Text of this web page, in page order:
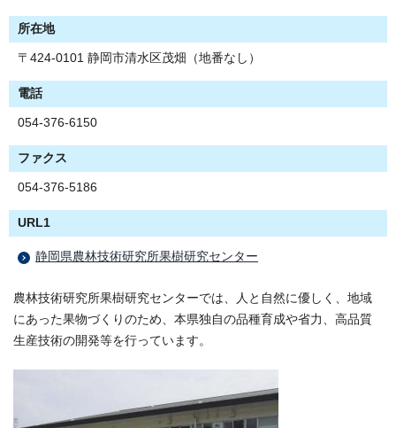
所在地
〒424-0101 静岡市清水区茂畑（地番なし）
電話
054-376-6150
ファクス
054-376-5186
URL1
静岡県農林技術研究所果樹研究センター
農林技術研究所果樹研究センターでは、人と自然に優しく、地域
にあった果物づくりのため、本県独自の品種育成や省力、高品質
生産技術の開発等を行っています。